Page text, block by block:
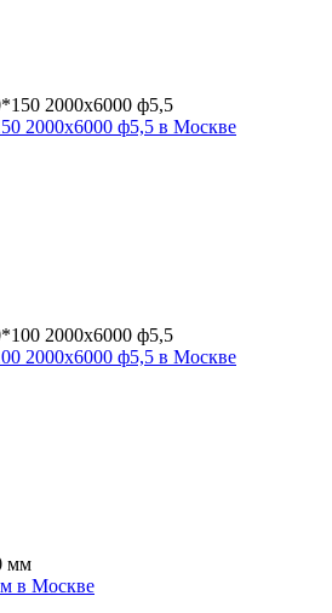
2000х6000 ф5,5 в Москве
2000х6000 ф5,5 в Москве
в Москве